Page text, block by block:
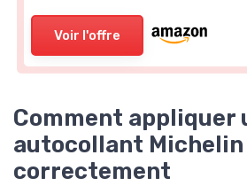
Voir l'offre
Comment appliquer
autocollant Michelin
correctement